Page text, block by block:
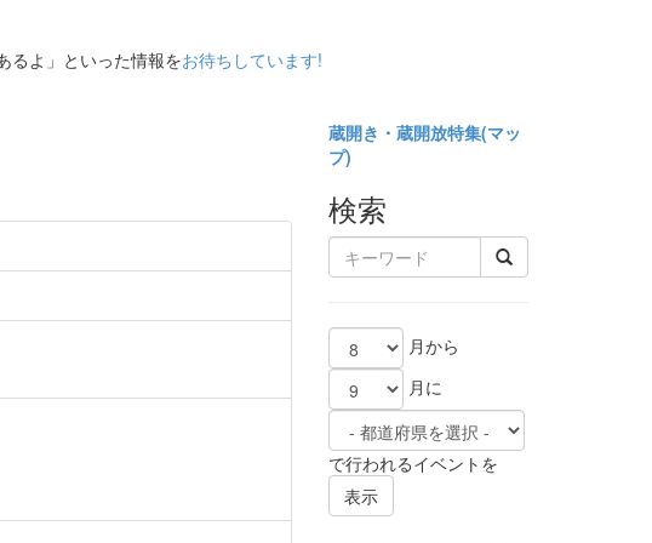
るよ」といった情報をお待ちしています!
蔵開き・蔵開放特集(マッ
プ)
検索
月から
月に
で行われるイベントを
表示